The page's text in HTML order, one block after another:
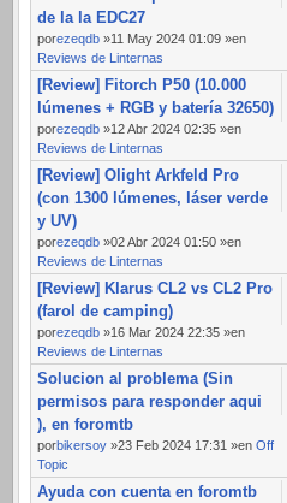
de la la EDC27
porezeqdb »11 May 2024 01:09 »en
Reviews de Linternas
[Review] Fitorch P50 (10.000
lúmenes + RGB y batería 32650)
porezeqdb »12 Abr 2024 02:35 »en
Reviews de Linternas
[Review] Olight Arkfeld Pro
(con 1300 lúmenes, láser verde
y UV)
porezeqdb »02 Abr 2024 01:50 »en
Reviews de Linternas
[Review] Klarus CL2 vs CL2 Pro
(farol de camping)
porezeqdb »16 Mar 2024 22:35 »en
Reviews de Linternas
Solucion al problema (Sin
permisos para responder aqui
), en foromtb
porbikersoy »23 Feb 2024 17:31 »en Off
Topic
Ayuda con cuenta en foromtb